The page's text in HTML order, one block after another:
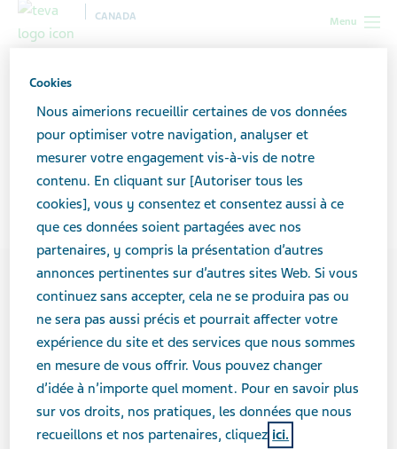
Menu
CANADA
Applications pour les
aidants
Cookies
Nous aimerions recueillir certaines de vos données
pour optimiser votre navigation, analyser et
mesurer votre engagement vis-à-vis de notre
contenu. En cliquant sur [Autoriser tous les
cookies], vous y consentez et consentez aussi à ce
que ces données soient partagées avec nos
partenaires, y compris la présentation d’autres
annonces pertinentes sur d’autres sites Web. Si vous
continuez sans accepter, cela ne se produira pas ou
ne sera pas aussi précis et pourrait affecter votre
expérience du site et des services que nous sommes
en mesure de vous offrir. Vous pouvez changer
d’idée à n’importe quel moment. Pour en savoir plus
sur vos droits, nos pratiques, les données que nous
recueillons et nos partenaires, cliquez ici.